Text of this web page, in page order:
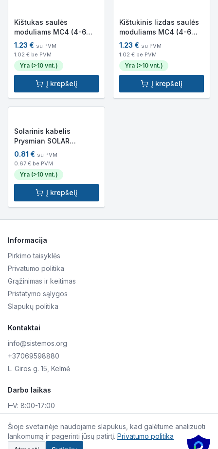
Kištukas saulės
moduliams MC4 (4-6
mm²)
1.23 € su PVM
1.02 € be PVM
Yra (>10 vnt.)
Į krepšelį
Kištukinis lizdas saulės
moduliams MC4 (4-6
mm²)
1.23 € su PVM
1.02 € be PVM
Yra (>10 vnt.)
Į krepšelį
Solarinis kabelis
Prysmian SOLAR
H1Z2Z2K 1×4 (raudonas,
Dca, 1 m)
0.81 € su PVM
0.67 € be PVM
Yra (>10 vnt.)
Į krepšelį
Informacija
Pirkimo taisyklės
Privatumo politika
Grąžinimas ir keitimas
Pristatymo sąlygos
Slapukų politika
Kontaktai
info@sistemos.org
+37069598880
L. Giros g. 15, Kelmė
Darbo laikas
I–V: 8:00-17:00
© 2026 Skaitmeninė AKIS. Visos teisės saugomos.
Šioje svetainėje naudojame slapukus, kad galėtume analizuoti
lankomumą ir pagerinti jūsų patirtį. Privatumo politika